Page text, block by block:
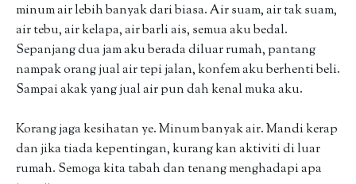
minum air lebih banyak dari biasa. Air suam, air tak suam,
air tebu, air kelapa, air barli ais, semua aku bedal.
Sepanjang dua jam aku berada diluar rumah, pantang
nampak orang jual air tepi jalan, konfem aku berhenti beli.
Sampai akak yang jual air pun dah kenal muka aku.
Korang jaga kesihatan ye. Minum banyak air. Mandi kerap
dan jika tiada kepentingan, kurang kan aktiviti di luar
rumah. Semoga kita tabah dan tenang menghadapi apa